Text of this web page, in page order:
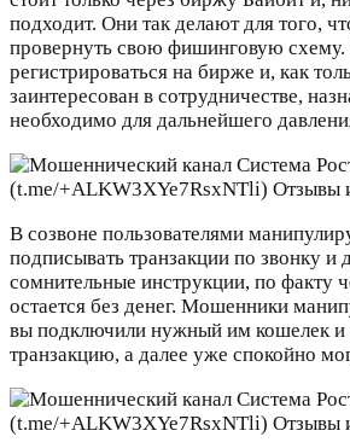
подходит. Они так делают для того,
провернуть свою фишинговую
регистрироваться на бирже и, как
заинтересован в сотрудничестве,
необходимо для дальнейшего
В созвоне пользователями
подписывать транзакции по звонку и
сомнительные инструкции, по факту
остается без денег. Мошенники
вы подключили нужный им кошелек и
транзакцию, а далее уже спокойно